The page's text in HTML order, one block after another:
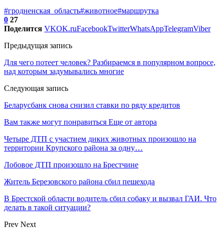
#гродненская_область#животное#маршрутка
0 27
Поделится VKOK.ruFacebookTwitterWhatsAppTelegramViber
Предыдущая запись
Для чего потеет человек? Разбираемся в популярном вопросе,
над которым задумывались многие
Следующая запись
Беларусбанк снова снизил ставки по ряду кредитов
Вам также могут понравиться Еще от автора
Четыре ДТП с участием диких животных произошло на
территории Крупского района за одну…
Лобовое ДТП произошло на Брестчине
Житель Березовского района сбил пешехода
В Брестской области водитель сбил собаку и вызвал ГАИ. Что
делать в такой ситуации?
Prev Next